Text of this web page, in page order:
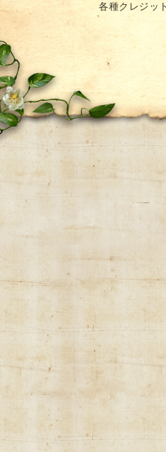
各種クレジッ